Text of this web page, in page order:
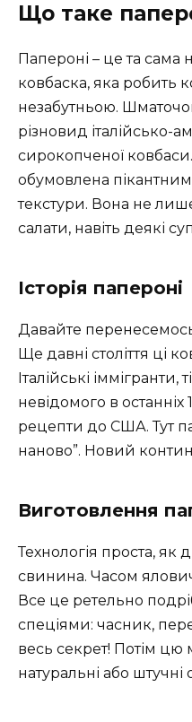
Що таке
Папероні – це та сама
ковбаска, яка робить
незабутньою.
різновид італійсько-
сирокопченої ковбаси.
обумовлена
текстури. Вона не
салати, навіть деякі
Історія папероні
Давайте перенесемось
Ще давні століття ці
Італійські іммігранти,
невідомого в
рецепти до США. Тут
наново”. Новий
Виготовлення
Технологія проста, як
свинина. Часом
Все це ретельно
спеціями: часник,
весь секрет! Потім цю
натуральні або штучні